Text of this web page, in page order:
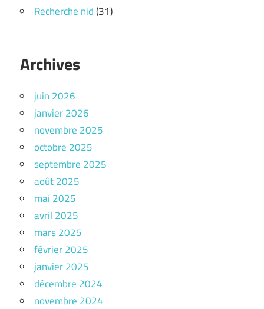
Recherche nid(31)
Archives
juin 2026
janvier 2026
novembre 2025
octobre 2025
septembre 2025
août 2025
mai 2025
avril 2025
mars 2025
février 2025
janvier 2025
décembre 2024
novembre 2024